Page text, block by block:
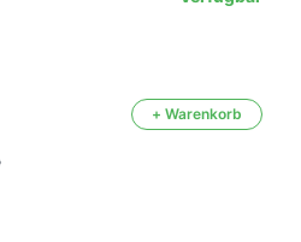
+ Warenkorb